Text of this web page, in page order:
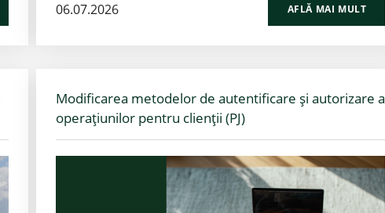
06.07.2026 AFLĂ MAI MULT
Modificarea metodelor de autentificare și autorizare a
operațiunilor pentru clienții (PJ)